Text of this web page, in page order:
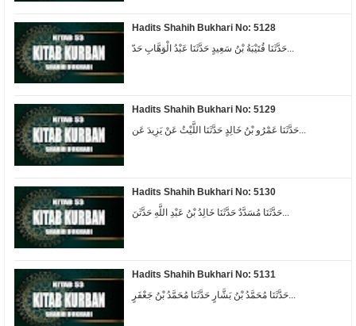
Hadits Shahih Bukhari No: 5128
Hadits Shahih Bukhari No: 5129
حَدَّثَنَا عَمْرُو بْنُ خَالِدٍ حَدَّثَنَا اللَّيْثُ عَنْ يَزِيدَ عَن...
Hadits Shahih Bukhari No: 5130
حَدَّثَنَا مُسَدَّدٌ حَدَّثَنَا خَالِدُ بْنُ عَبْدِ اللَّهِ حَدَّثَنَ...
Hadits Shahih Bukhari No: 5131
حَدَّثَنَا مُحَمَّدُ بْنُ بَشَّارٍ حَدَّثَنَا مُحَمَّدُ بْنُ جَعْفَرٍ...